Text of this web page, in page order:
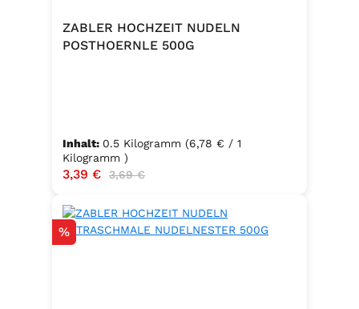
ZABLER HOCHZEIT NUDELN
POSTHOERNLE 500G
Inhalt: 0.5 Kilogramm (6,78 € / 1
Kilogramm )
Verkaufspreis:
3,39 € Regulärer Preis:
3,69 €
Rabatt
%